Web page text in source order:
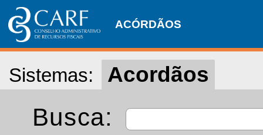
ACÓRDÃOS
Sistemas: Acordãos
Busca: